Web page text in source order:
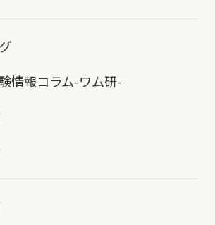
情報コラム-ワム研-